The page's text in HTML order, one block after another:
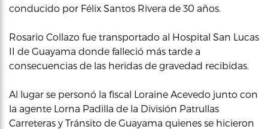
conducido por Félix Santos Rivera de 30 años.
Rosario Collazo fue transportado al Hospital San Lucas
II de Guayama donde falleció más tarde a
consecuencias de las heridas de gravedad recibidas.
Al lugar se personó la fiscal Loraine Acevedo junto con
la agente Lorna Padilla de la División Patrullas
Carreteras y Tránsito de Guayama quienes se hicieron